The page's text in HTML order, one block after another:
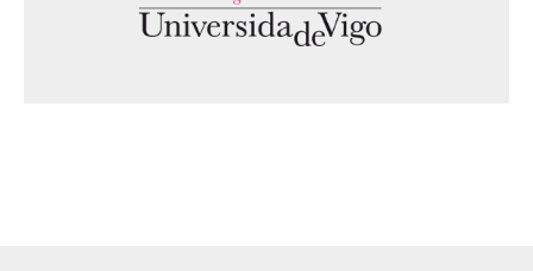
Orientación al estudiantado